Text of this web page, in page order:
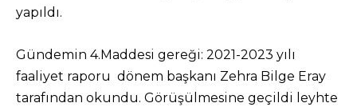
yapıldı.
Gündemin 4.Maddesi gereği: 2021-2023 yılı
faaliyet raporu dönem başkanı Zehra Bilge Eray
tarafından okundu. Görüşülmesine geçildi leyhte